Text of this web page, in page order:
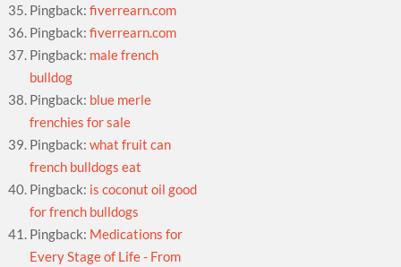
Pingback:fiverrearn.com
Pingback:fiverrearn.com
Pingback: male french
bulldog
Pingback: blue merle
frenchies for sale
Pingback:what fruit can
french bulldogs eat
Pingback: is coconut oil good
for french bulldogs
Pingback: Medications for
Every Stage of Life - From